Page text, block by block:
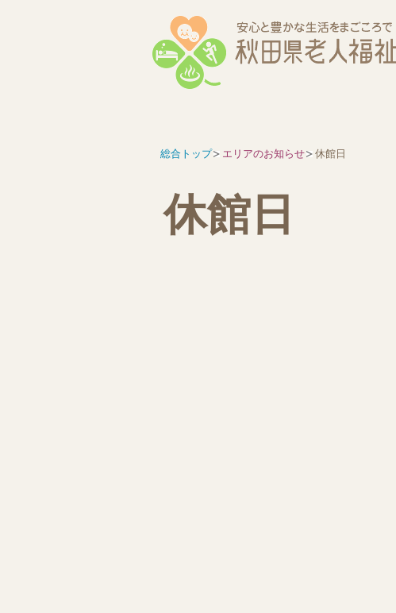
休館日
総合トップ エリアのお知らせ 休館日